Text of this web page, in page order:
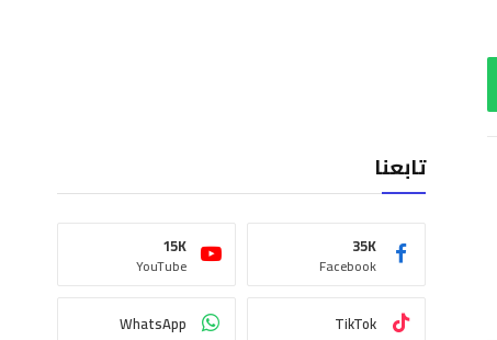
تابعنا
Facebook
35K
YouTube
15K
TikTok
WhatsApp